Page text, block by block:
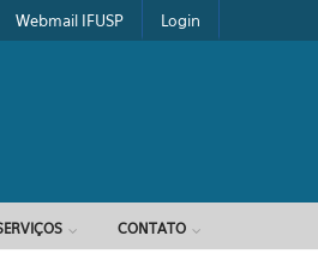
Webmail IFUSP Login
CONTATO